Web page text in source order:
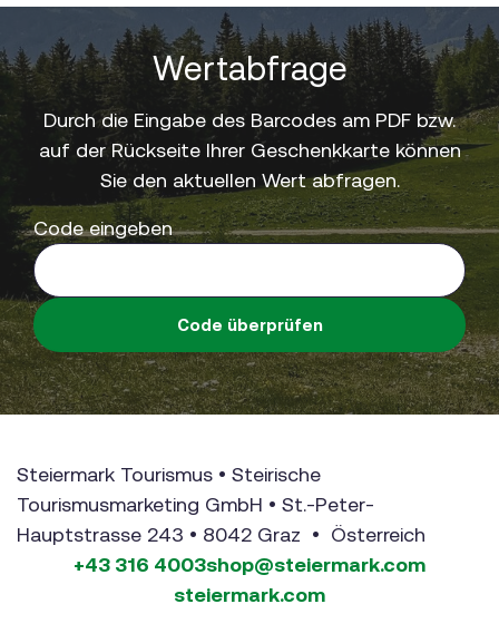
Wertabfrage
Durch die Eingabe des Barcodes am PDF bzw.
auf der Rückseite Ihrer Geschenkkarte können
Sie den aktuellen Wert abfragen.
Code eingeben
Code überprüfen
Steiermark Tourismus • Steirische
Tourismusmarketing GmbH • St.-Peter-
Hauptstrasse 243 • 8042 Graz • Österreich
+43 316 4003shop@steiermark.com
steiermark.com